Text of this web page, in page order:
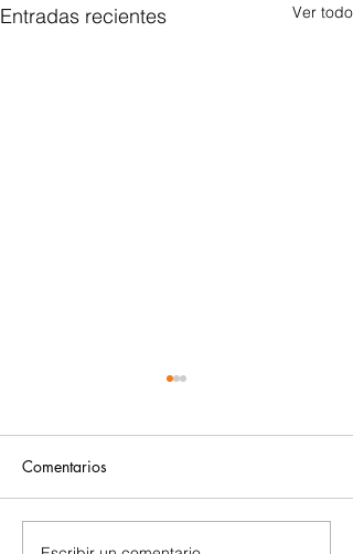
Entradas recientes Ver todo
Comentarios